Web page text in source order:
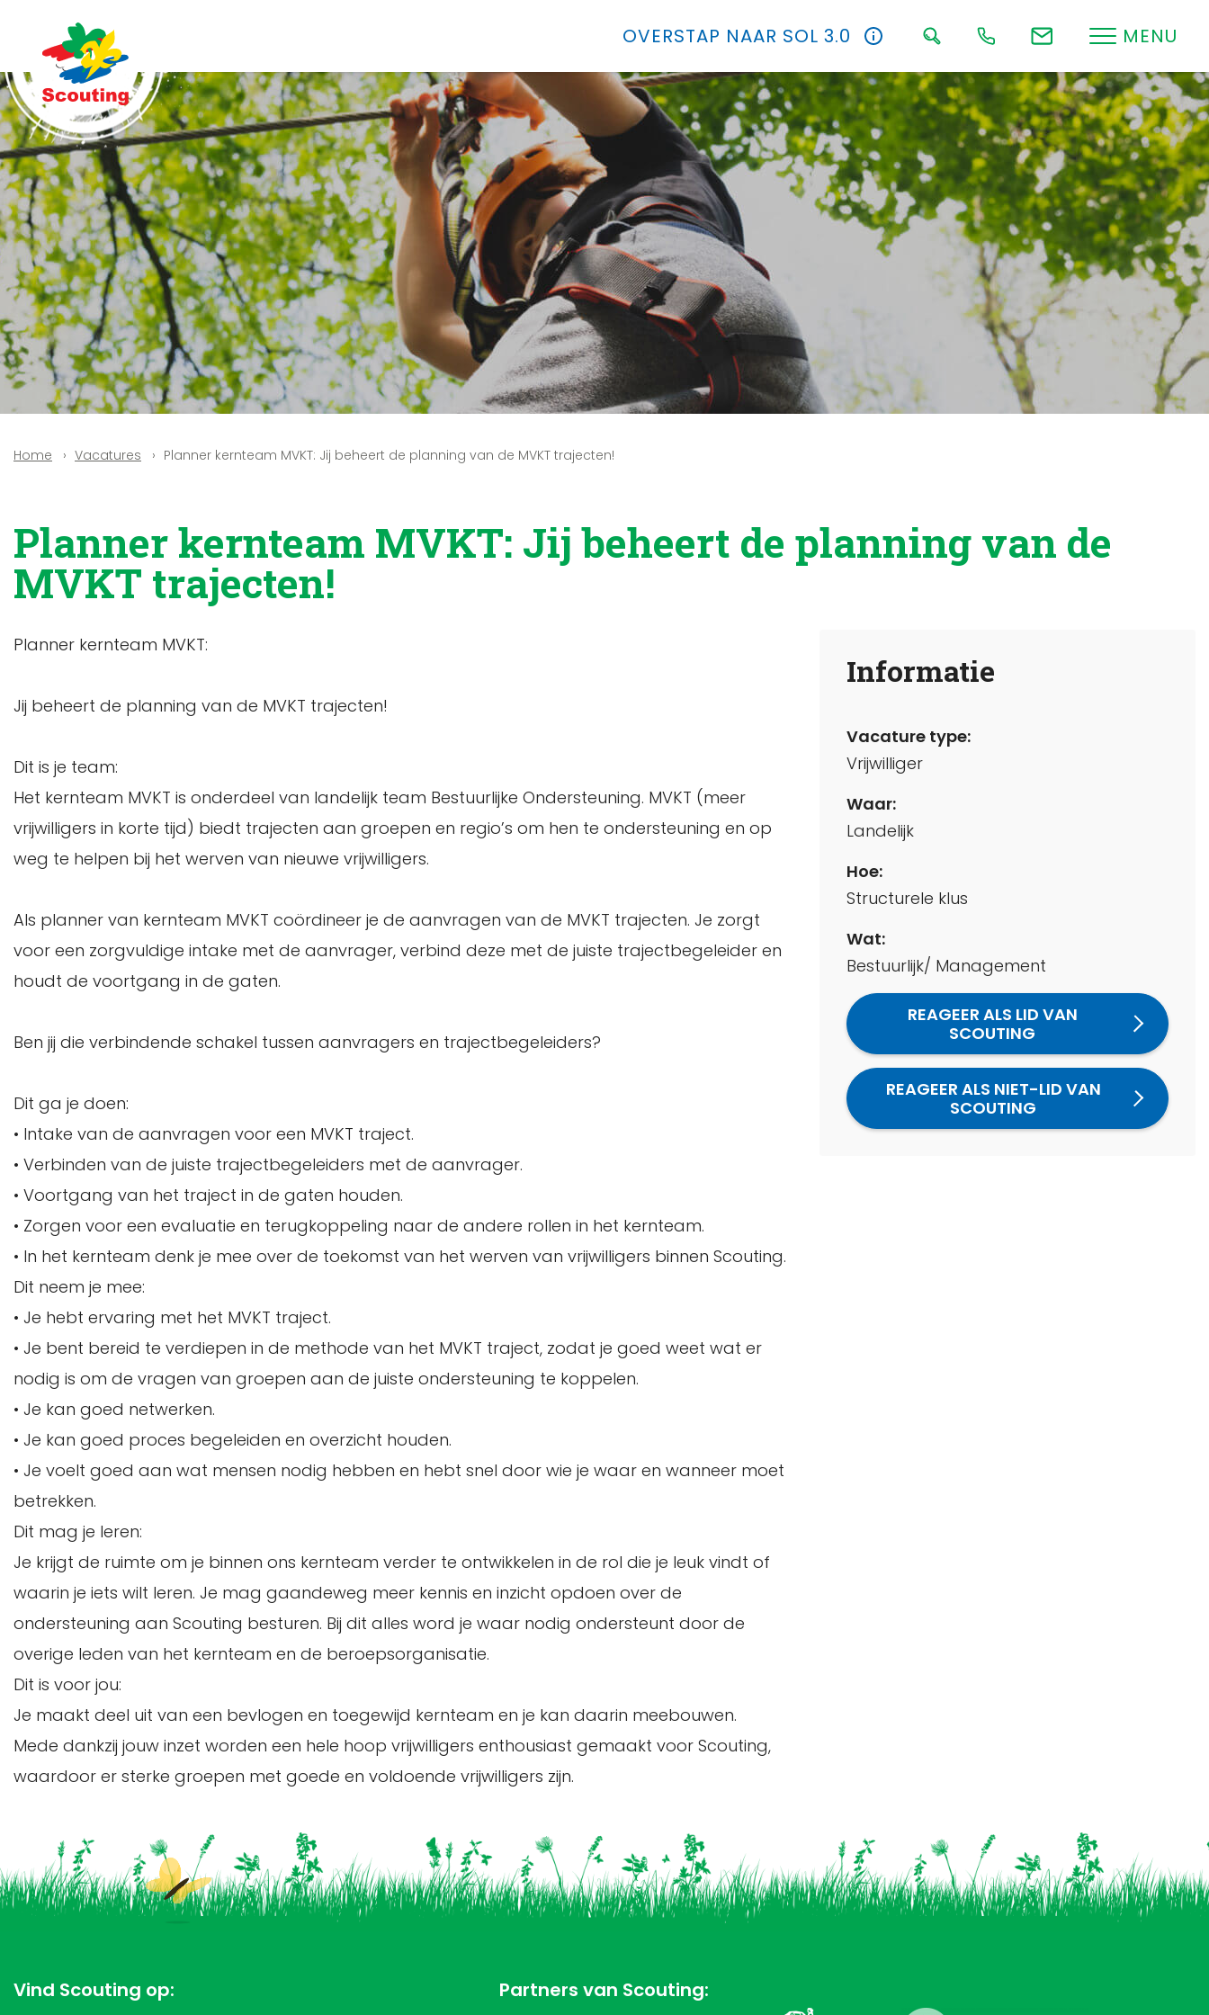
OVERSTAP NAAR SOL 3.0 MENU
Home Vacatures Planner kernteam MVKT: Jij beheert de planning van de MVKT trajecten!
Planner kernteam MVKT: Jij beheert de planning van de
MVKT trajecten!
Planner kernteam MVKT:
Jij beheert de planning van de MVKT trajecten!
Dit is je team:
Het kernteam MVKT is onderdeel van landelijk team Bestuurlijke Ondersteuning. MVKT (meer
vrijwilligers in korte tijd) biedt trajecten aan groepen en regio’s om hen te ondersteuning en op
weg te helpen bij het werven van nieuwe vrijwilligers.
Als planner van kernteam MVKT coördineer je de aanvragen van de MVKT trajecten. Je zorgt
voor een zorgvuldige intake met de aanvrager, verbind deze met de juiste trajectbegeleider en
houdt de voortgang in de gaten.
Ben jij die verbindende schakel tussen aanvragers en trajectbegeleiders?
Dit ga je doen:
• Intake van de aanvragen voor een MVKT traject.
• Verbinden van de juiste trajectbegeleiders met de aanvrager.
• Voortgang van het traject in de gaten houden.
• Zorgen voor een evaluatie en terugkoppeling naar de andere rollen in het kernteam.
• In het kernteam denk je mee over de toekomst van het werven van vrijwilligers binnen Scouting.
Dit neem je mee:
• Je hebt ervaring met het MVKT traject.
• Je bent bereid te verdiepen in de methode van het MVKT traject, zodat je goed weet wat er
nodig is om de vragen van groepen aan de juiste ondersteuning te koppelen.
• Je kan goed netwerken.
• Je kan goed proces begeleiden en overzicht houden.
• Je voelt goed aan wat mensen nodig hebben en hebt snel door wie je waar en wanneer moet
betrekken.
Dit mag je leren:
Je krijgt de ruimte om je binnen ons kernteam verder te ontwikkelen in de rol die je leuk vindt of
waarin je iets wilt leren. Je mag gaandeweg meer kennis en inzicht opdoen over de
ondersteuning aan Scouting besturen. Bij dit alles word je waar nodig ondersteunt door de
overige leden van het kernteam en de beroepsorganisatie.
Dit is voor jou:
Je maakt deel uit van een bevlogen en toegewijd kernteam en je kan daarin meebouwen.
Mede dankzij jouw inzet worden een hele hoop vrijwilligers enthousiast gemaakt voor Scouting,
waardoor er sterke groepen met goede en voldoende vrijwilligers zijn.
Informatie
Vacature type:
Vrijwilliger
Waar:
Landelijk
Hoe:
Structurele klus
Wat:
Bestuurlijk/ Management
REAGEER ALS LID VAN
SCOUTING
REAGEER ALS NIET-LID VAN
SCOUTING
Vind Scouting op: Partners van Scouting: